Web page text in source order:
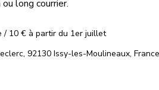
/ 10 € à partir du 1er juillet
92130 Issy-les-Moulineaux, France